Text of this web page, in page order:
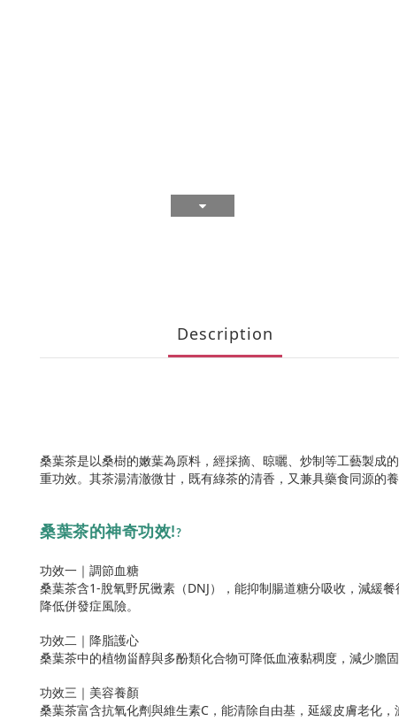
Description
桑葉茶是以桑樹的嫩葉為原料，經採摘、晾曬、炒制等工藝製成
重功效。其茶湯清澈微甘，既有綠茶的清香，又兼具藥食同源的
桑葉茶的神奇功效!?
功效一｜調節血糖
桑葉茶含1-脫氧野尻黴素（DNJ），能抑制腸道糖分吸收，減緩
降低併發症風險。
功效二｜降脂護心
桑葉茶中的植物甾醇與多酚類化合物可降低血液黏稠度，減少膽
功效三｜美容養顏
桑葉茶富含抗氧化劑與維生素C，能清除自由基，延緩皮膚老化